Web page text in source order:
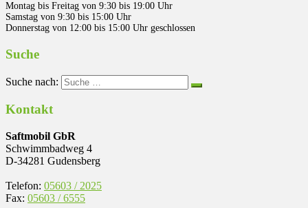
Montag bis Freitag von 9:30 bis 19:00 Uhr
Samstag von 9:30 bis 15:00 Uhr
Donnerstag von 12:00 bis 15:00 Uhr geschlossen
Suche
Suche nach:
Kontakt
Saftmobil GbR
Schwimmbadweg 4
D-34281 Gudensberg
Telefon: 05603 / 2025
Fax: 05603 / 6555